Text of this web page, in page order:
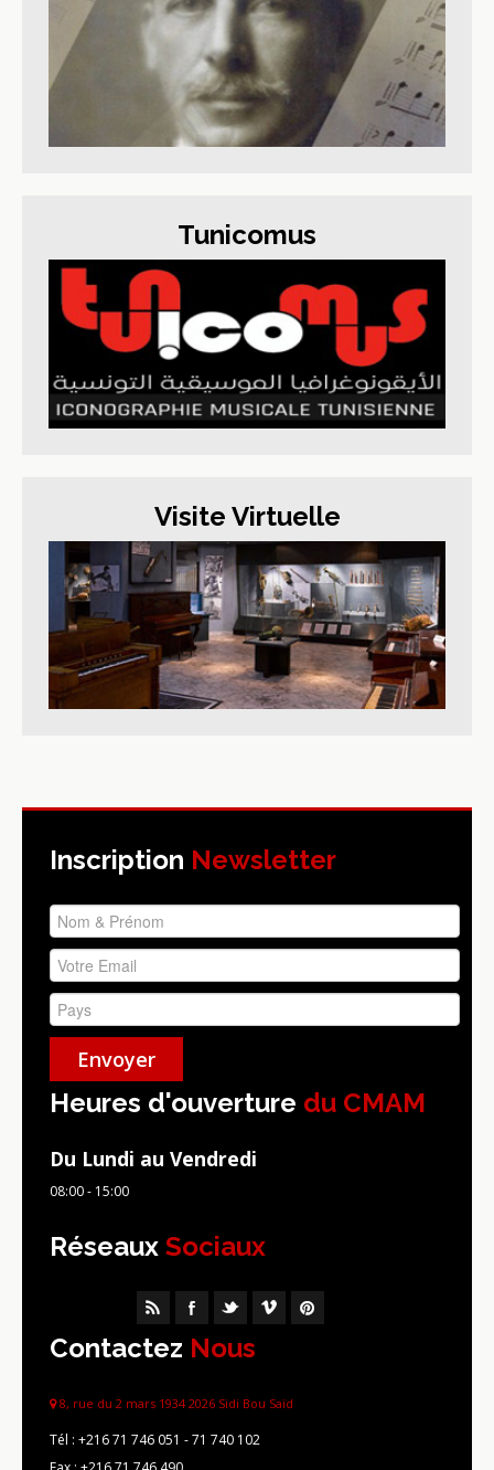
Tunicomus
Visite Virtuelle
Inscription Newsletter
Heures d'ouverture du CMAM
Du Lundi au Vendredi
08:00 - 15:00
Réseaux Sociaux
Contactez Nous
8, rue du 2 mars 1934 2026 Sidi Bou Saïd
Tél : +216 71 746 051 - 71 740 102